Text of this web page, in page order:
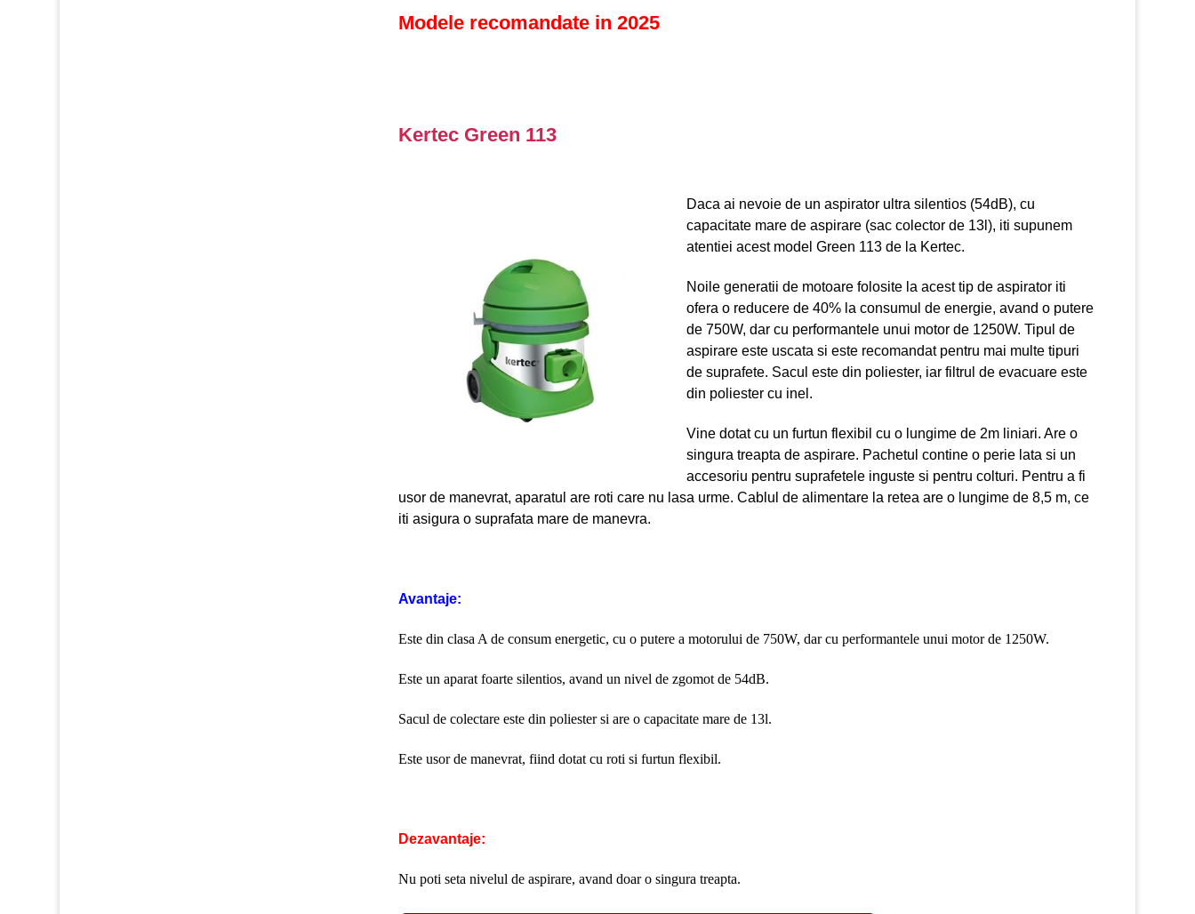
Modele recomandate in 2025
Kertec Green 113
Daca ai nevoie de un aspirator ultra silentios (54dB), cu
capacitate mare de aspirare (sac colector de 13l), iti supunem
atentiei acest model Green 113 de la Kertec.
Noile generatii de motoare folosite la acest tip de aspirator iti
ofera o reducere de 40% la consumul de energie, avand o putere
de 750W, dar cu performantele unui motor de 1250W. Tipul de
aspirare este uscata si este recomandat pentru mai multe tipuri
de suprafete. Sacul este din poliester, iar filtrul de evacuare este
din poliester cu inel.
Vine dotat cu un furtun flexibil cu o lungime de 2m liniari. Are o
singura treapta de aspirare. Pachetul contine o perie lata si un
accesoriu pentru suprafetele inguste si pentru colturi. Pentru a fi
usor de manevrat, aparatul are roti care nu lasa urme. Cablul de alimentare la retea are o lungime de 8,5 m, ce
iti asigura o suprafata mare de manevra.
Avantaje:
Este din clasa A de consum energetic, cu o putere a motorului de 750W, dar cu performantele unui motor de 1250W.
Este un aparat foarte silentios, avand un nivel de zgomot de 54dB.
Sacul de colectare este din poliester si are o capacitate mare de 13l.
Este usor de manevrat, fiind dotat cu roti si furtun flexibil.
Dezavantaje:
Nu poti seta nivelul de aspirare, avand doar o singura treapta.